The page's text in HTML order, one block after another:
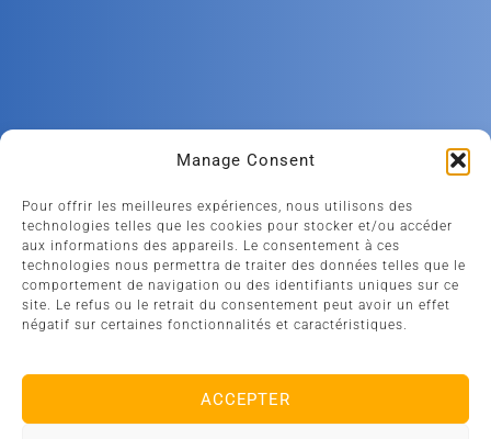
Manage Consent
Pour offrir les meilleures expériences, nous utilisons des
technologies telles que les cookies pour stocker et/ou accéder
aux informations des appareils. Le consentement à ces
technologies nous permettra de traiter des données telles que le
comportement de navigation ou des identifiants uniques sur ce
site. Le refus ou le retrait du consentement peut avoir un effet
négatif sur certaines fonctionnalités et caractéristiques.
ACCEPTER